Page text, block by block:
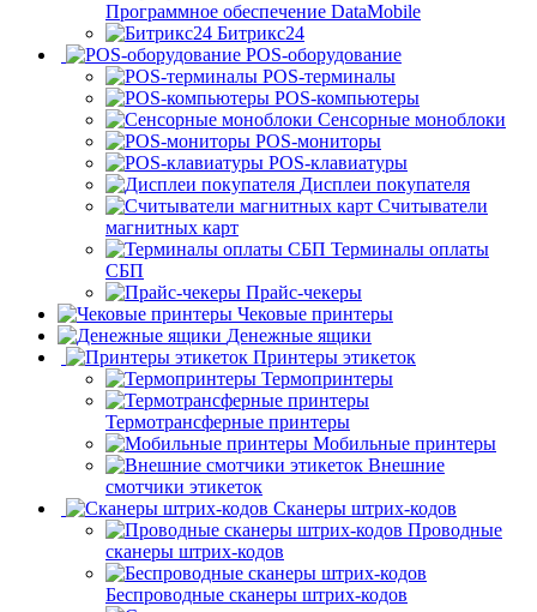
Программное обеспечение DataMobile
Битрикс24
POS-оборудование
POS-терминалы
POS-компьютеры
Сенсорные моноблоки
POS-мониторы
POS-клавиатуры
Дисплеи покупателя
Считыватели
магнитных карт
Терминалы оплаты
СБП
Прайс-чекеры
Чековые принтеры
Денежные ящики
Принтеры этикеток
Термопринтеры
Термотрансферные принтеры
Мобильные принтеры
Внешние
смотчики этикеток
Сканеры штрих-кодов
Проводные
сканеры штрих-кодов
Беспроводные сканеры штрих-кодов